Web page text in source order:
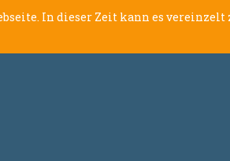
In dieser Zeit kann es